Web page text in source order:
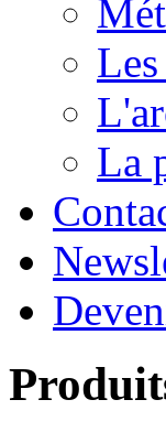
La